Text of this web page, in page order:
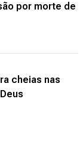
por morte de
cheias nas